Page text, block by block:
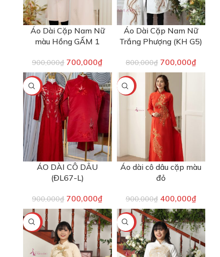
Áo Dài Cặp Nam Nữ
màu Hồng GẤM 1
900,000₫ 700,000₫
Áo Dài Cặp Nam Nữ
Trắng Phượng (KH G5)
800,000₫ 700,000₫
-22%
ÁO DÀI CÔ DÂU
(ĐL67-L)
900,000₫ 700,000₫
-56%
Áo dài cô dâu cặp màu
đỏ
900,000₫ 400,000₫
-20% -20%